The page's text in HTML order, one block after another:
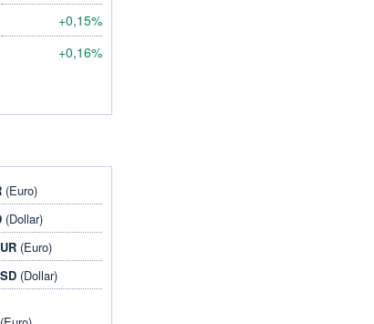
+0,15%
+0,16%
(Euro)
(Dollar)
(Euro)
(Dollar)